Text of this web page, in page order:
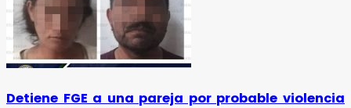
Detiene FGE a una pareja por probable violencia